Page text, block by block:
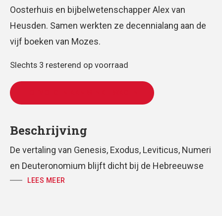
Oosterhuis en bijbelwetenschapper Alex van
Heusden. Samen werkten ze decennialang aan de
vijf boeken van Mozes.
Slechts 3 resterend op voorraad
Beschrijving
De vertaling van Genesis, Exodus, Leviticus, Numeri
en Deuteronomium blijft dicht bij de Hebreeuwse
brontekst. Ze weerspiegelt de literaire kracht van
LEES MEER